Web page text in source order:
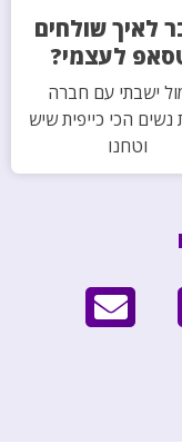
לאיך שולחים
לעצמי?
ישבתי עם חברה
הכי כייפית שיש
וטחנו